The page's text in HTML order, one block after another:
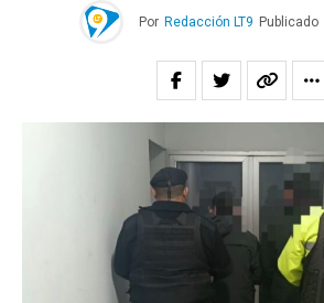
Por Redacción LT9 Publicado